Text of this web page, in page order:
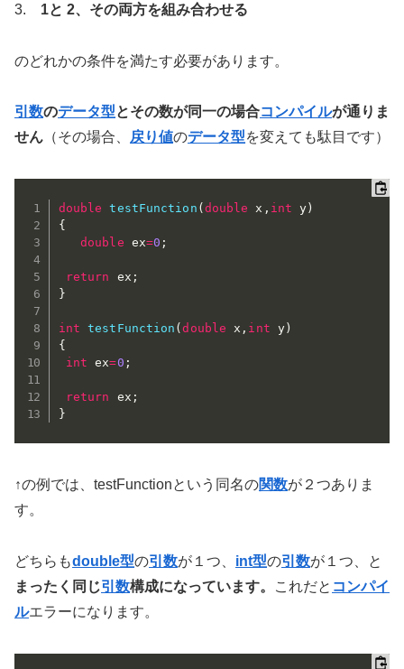
3. 1と 2、その両方を組み合わせる
のどれかの条件を満たす必要があります。
引数のデータ型とその数が同一の場合コンパイルが通りま
せん （その場合、 戻り値のデータ型を変えても駄目です）
double testFunction ( double x , int y )
{
double ex=0 ;
return ex ;
}
int testFunction (double x , int y)
{
int ex=0 ;
return ex ;
}
↑の例では、testFunctionという同名の関数が２つありま
す。
どちらもdouble型の引数が１つ、 int型の引数が１つ、と
まったく同じ引数構成になっています。 これだと コンパイ
ルエラーになります。